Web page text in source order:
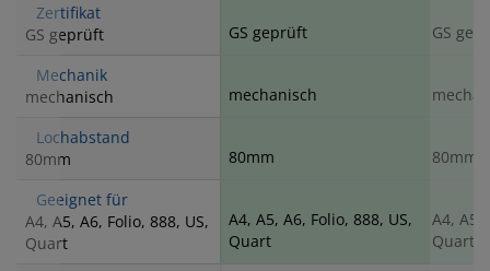
Zertifikat
GS geprüft
GS geprüft GS
Mechanik
mechanisch
mechanisch
Lochabstand
80mm
80mm 80mm
Geeignet für
A4, A5, A6, Folio, 888, US,
Quart
A4, A5, A6, Folio, 888, US,
Quart
A4, A5,
Quart